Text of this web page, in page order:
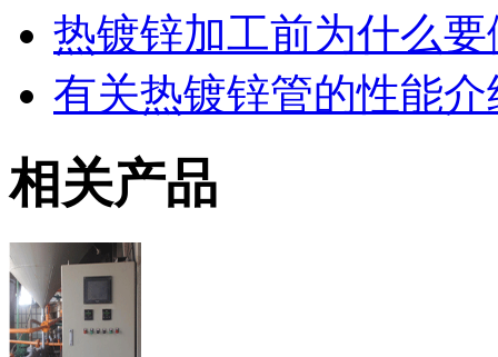
热镀锌加工前为什么
有关热镀锌管的性能介
相关产品